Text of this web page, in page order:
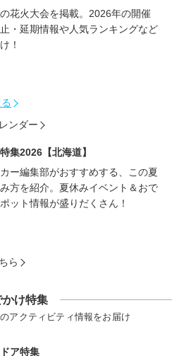
花火大会を掲載。2026年の開催
・延期情報や人気ランキングなど
！
ンダー
集2026【北海道】
ー編集部がおすすめする、この夏
方を紹介。夏休みイベント＆おで
ット情報が盛りだくさん！
ら
かけ特集
アクティビティ情報をお届け
ア特集